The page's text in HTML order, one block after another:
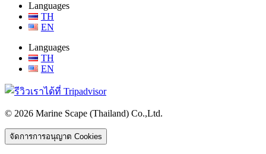
Languages
TH
EN
Languages
TH
EN
© 2026 Marine Scape (Thailand) Co.,Ltd.
จัดการการอนุญาต Cookies